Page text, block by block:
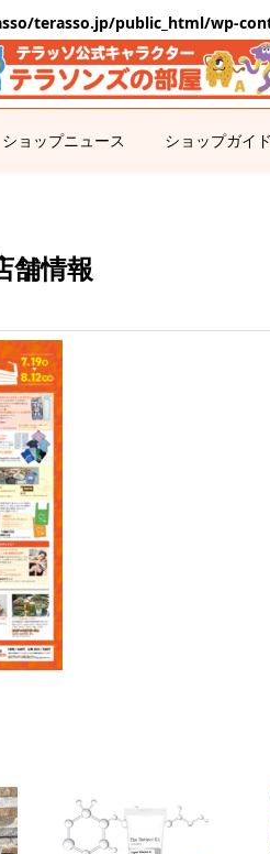
terasso.jp/public_html/wp-
ショップニュース ショップガイド
舗情報